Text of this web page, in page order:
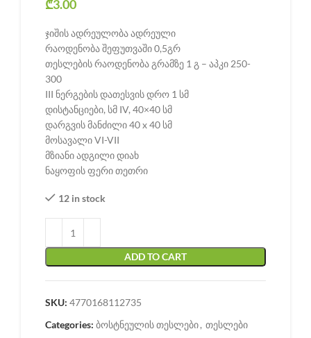
₾3.00
ჯიშის ადრეულობა ადრეული
რაოდენობა შეფუთვაში 0,5გრ
თესლების რაოდენობა გრამზე 1 გ – აპკი 250-
300
III ნერგების დათესვის დრო 1 სმ
დისტანციები, სმ IV, 40×40 სმ
დარგვის მანძილი 40 x 40 სმ
მოსავალი VI-VII
მზიანი ადგილი დიახ
ნაყოფის ფერი თეთრი
12 in stock
ADD TO CART
SKU: 4770168112735
Categories: ბოსტნეულის თესლები, თესლები